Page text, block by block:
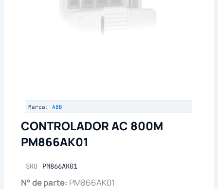
Marca: ABB
CONTROLADOR AC 800M
PM866AK01
SKU PM866AK01
N° de parte: PM866AK01